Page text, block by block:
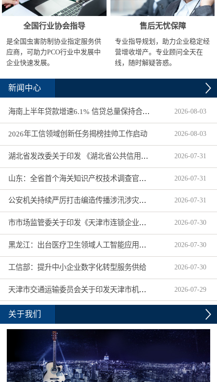
全国行业协会指导
是全国虫害防制协业指定服务供
应商，可助力PCO行业中发展中
企业快速发展。
售后无忧保障
专业指导规划，助力企业稳定经
营增收增产。专业顾问全天在
线，随时解疑答惑。
新闻中心
海南上半年贷款增速6.1% 信贷总量保持合理平稳增长 2026-08-03
2026年工信领域创新任务揭榜挂帅工作启动 2026-08-03
湖北省发改委关于印发 《湖北省公共信用信息目录（2026年版）》的通知 2026-07-31
山东：全省首个海关知识产权技术调查官制度落地济南自贸片区 2026-07-31
公安机关持续严厉打击编造传播涉汛涉灾网络谣言 2026-07-31
市市场监管委关于印发《天津市连锁企业食品经营许可“先证后核”信用承诺审批实施办法》的通知 2026-07-30
黑龙江：出台医疗卫生领域人工智能应用工作实施方案 2026-07-30
工信部：提升中小企业数字化转型服务供给 2026-07-30
天津市交通运输委员会关于印发天津市机动车驾驶员培训机构及教练员综合信用评价管理办法的通知 2026-07-29
关于我们